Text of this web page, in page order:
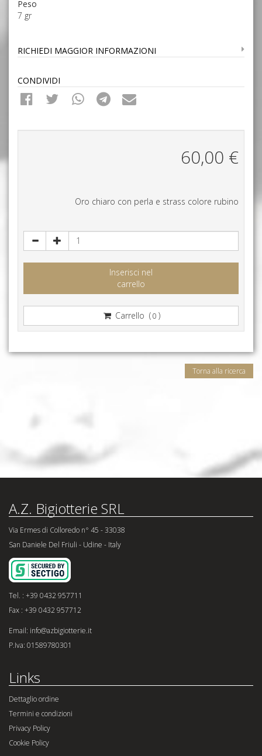
Peso
7 gr
RICHIEDI MAGGIOR INFORMAZIONI
CONDIVIDI
60,00 €
Oro chiaro con perla e strass colore rubino
Inserisci nel
carrello
Carrello (0 )
Torna alla ricerca
A.Z. Bigiotterie SRL
Via Ermes di Colloredo n° 45 - 33038
San Daniele Del Friuli - Udine - Italy
Tel. : +39 0432 957711
Fax : +39 0432 957712
Email: info@azbigiotterie.it
P.Iva: 01589780301
Links
Dettaglio ordine
Termini e condizioni
Privacy Policy
Cookie Policy